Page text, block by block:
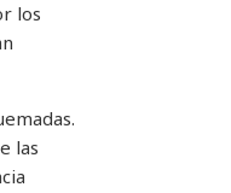
los
las